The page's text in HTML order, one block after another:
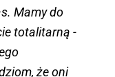
Mamy do
totalitarną -
że oni